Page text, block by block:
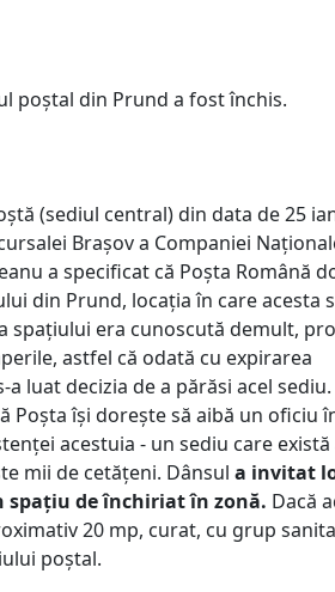
poștal din Prund a fost închis.
(sediul central) din data de 25
Brașov a Companiei
a specificat că Poșta Română
din Prund, locația în care acesta
spațiului era cunoscută demult,
astfel că odată cu expirarea
luat decizia de a părăsi acel
Poșta își dorește să aibă un oficiu
acestuia - un sediu care
mii de cetățeni. Dânsul a invitat
spațiu de închiriat în zonă. Dacă
20 mp, curat, cu grup
poștal.